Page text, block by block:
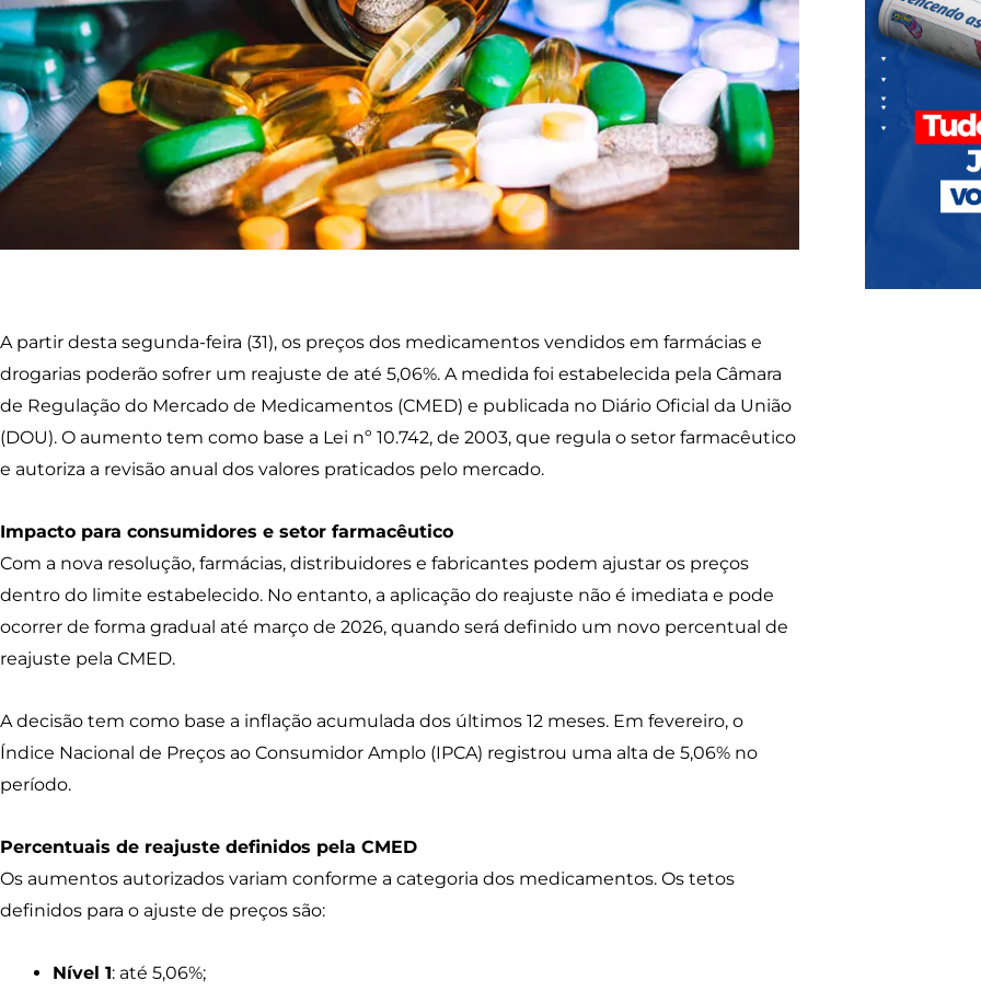
A partir desta segunda-feira (31), os preços dos medicamentos vendidos em farmácias e
drogarias poderão sofrer um reajuste de até 5,06%. A medida foi estabelecida pela Câmara
de Regulação do Mercado de Medicamentos (CMED) e publicada no Diário Oficial da União
(DOU). O aumento tem como base a Lei nº 10.742, de 2003, que regula o setor farmacêutico
e autoriza a revisão anual dos valores praticados pelo mercado.
Impacto para consumidores e setor farmacêutico
Com a nova resolução, farmácias, distribuidores e fabricantes podem ajustar os preços
dentro do limite estabelecido. No entanto, a aplicação do reajuste não é imediata e pode
ocorrer de forma gradual até março de 2026, quando será definido um novo percentual de
reajuste pela CMED.
A decisão tem como base a inflação acumulada dos últimos 12 meses. Em fevereiro, o
Índice Nacional de Preços ao Consumidor Amplo (IPCA) registrou uma alta de 5,06% no
período.
Percentuais de reajuste definidos pela CMED
Os aumentos autorizados variam conforme a categoria dos medicamentos. Os tetos
definidos para o ajuste de preços são:
Nível 1: até 5,06%;